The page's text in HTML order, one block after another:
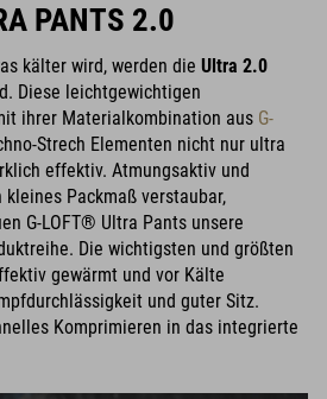
PANTS 2.0
kälter wird, werden die Ultra 2.0
Diese leichtgewichtigen
ihrer Materialkombination aus G-
Strech Elementen nicht nur ultra
effektiv. Atmungsaktiv und
Packmaß verstaubar,
G-LOFT® Ultra Pants unsere
Die wichtigsten und größten
gewärmt und vor Kälte
und guter Sitz.
Komprimieren in das integrierte